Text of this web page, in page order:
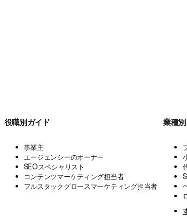
役職別ガイド
事業主
エージェンシーのオーナー
SEOスペシャリスト
コンテンツマーケティング担当者
フルスタックグロースマーケティング担当者
業種